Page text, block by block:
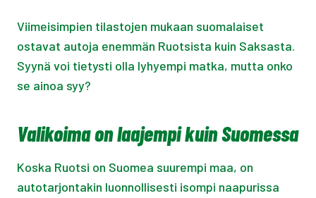
Viimeisimpien tilastojen mukaan suomalaiset
ostavat autoja enemmän Ruotsista kuin Saksasta.
Syynä voi tietysti olla lyhyempi matka, mutta onko
se ainoa syy?
Valikoima on laajempi kuin Suomessa
Koska Ruotsi on Suomea suurempi maa, on
autotarjontakin luonnollisesti isompi naapurissa